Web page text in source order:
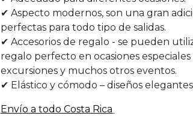
✔ Aspecto modernos, son una gran
perfectas para todo tipo de salidas.
✔ Accesorios de regalo - se pueden
regalo perfecto en ocasiones
excursiones y muchos otros eventos.
✔ Elástico y cómodo – diseños
Envío a todo​ Costa Rica